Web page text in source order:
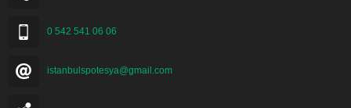
0 542 541 06 06
istanbulspotesya@gmail.com